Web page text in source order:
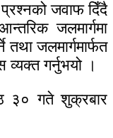
जवाफ दिँदै
जलमार्गमा
जलमार्गमार्फत
गर्नुभयो ।
३० गते शुक्रबार